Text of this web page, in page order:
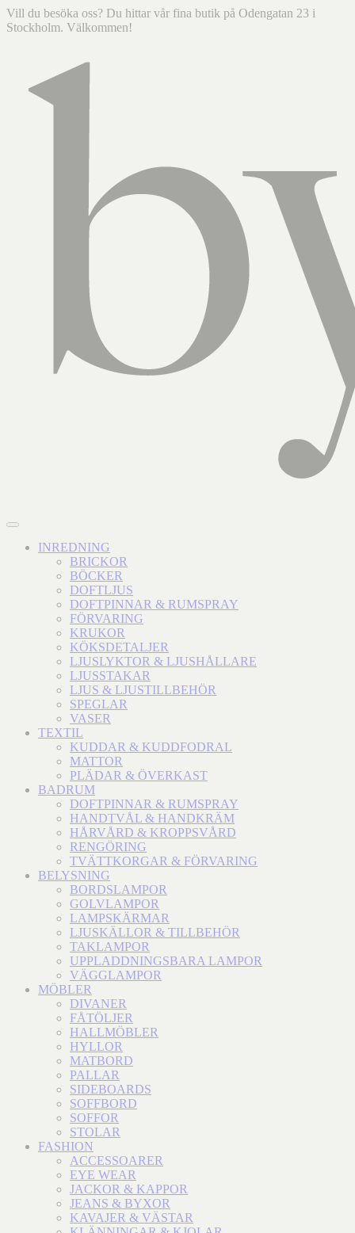
Vill du besöka oss? Du hittar vår fina butik på Odengatan 23 i
Stockholm. Välkommen!
INREDNING
BRICKOR
BÖCKER
DOFTLJUS
DOFTPINNAR & RUMSPRAY
FÖRVARING
KRUKOR
KÖKSDETALJER
LJUSLYKTOR & LJUSHÅLLARE
LJUSSTAKAR
LJUS & LJUSTILLBEHÖR
SPEGLAR
VASER
TEXTIL
KUDDAR & KUDDFODRAL
MATTOR
PLÄDAR & ÖVERKAST
BADRUM
DOFTPINNAR & RUMSPRAY
HANDTVÅL & HANDKRÄM
HÅRVÅRD & KROPPSVÅRD
RENGÖRING
TVÄTTKORGAR & FÖRVARING
BELYSNING
BORDSLAMPOR
GOLVLAMPOR
LAMPSKÄRMAR
LJUSKÄLLOR & TILLBEHÖR
TAKLAMPOR
UPPLADDNINGSBARA LAMPOR
VÄGGLAMPOR
MÖBLER
DIVANER
FÅTÖLJER
HALLMÖBLER
HYLLOR
MATBORD
PALLAR
SIDEBOARDS
SOFFBORD
SOFFOR
STOLAR
FASHION
ACCESSOARER
EYE WEAR
JACKOR & KAPPOR
JEANS & BYXOR
KAVAJER & VÄSTAR